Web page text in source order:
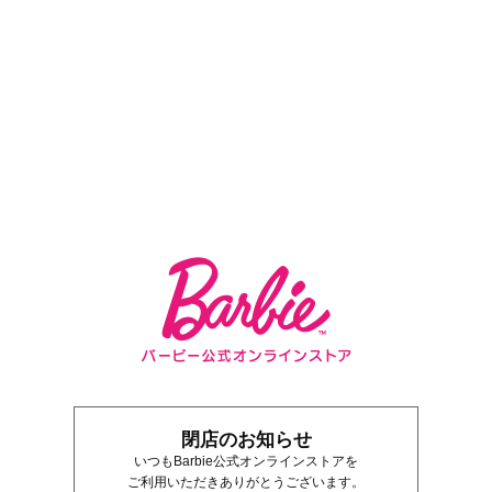
インストア Barbie
閉店のお知らせ
いつもBarbie公式オンラインストアを
ご利用いただきありがとうございます。